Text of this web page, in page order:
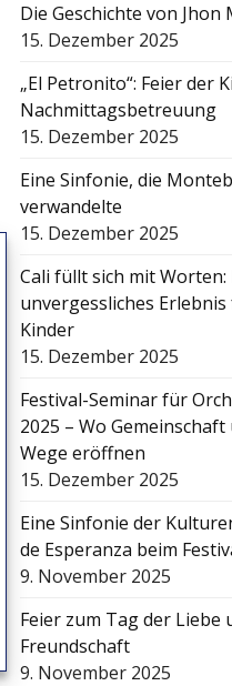
Die Geschichte von Jhon
15. Dezember 2025
„El Petronito“: Feier der
Nachmittagsbetreuung
15. Dezember 2025
Eine Sinfonie, die
verwandelte
15. Dezember 2025
Cali füllt sich mit Worten:
unvergessliches
Kinder
15. Dezember 2025
Festival-Seminar für
2025 – Wo
Wege eröffnen
15. Dezember 2025
Eine Sinfonie der
de Esperanza beim
9. November 2025
Feier zum Tag der Liebe
Freundschaft
9. November 2025